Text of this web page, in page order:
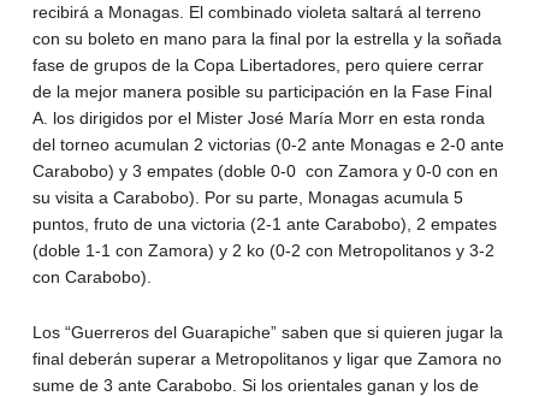
recibirá a Monagas. El combinado violeta saltará al terreno
con su boleto en mano para la final por la estrella y la soñada
fase de grupos de la Copa Libertadores, pero quiere cerrar
de la mejor manera posible su participación en la Fase Final
A. los dirigidos por el Mister José María Morr en esta ronda
del torneo acumulan 2 victorias (0-2 ante Monagas e 2-0 ante
Carabobo) y 3 empates (doble 0-0 con Zamora y 0-0 con en
su visita a Carabobo). Por su parte, Monagas acumula 5
puntos, fruto de una victoria (2-1 ante Carabobo), 2 empates
(doble 1-1 con Zamora) y 2 ko (0-2 con Metropolitanos y 3-2
con Carabobo).
Los “Guerreros del Guarapiche” saben que si quieren jugar la
final deberán superar a Metropolitanos y ligar que Zamora no
sume de 3 ante Carabobo. Si los orientales ganan y los de